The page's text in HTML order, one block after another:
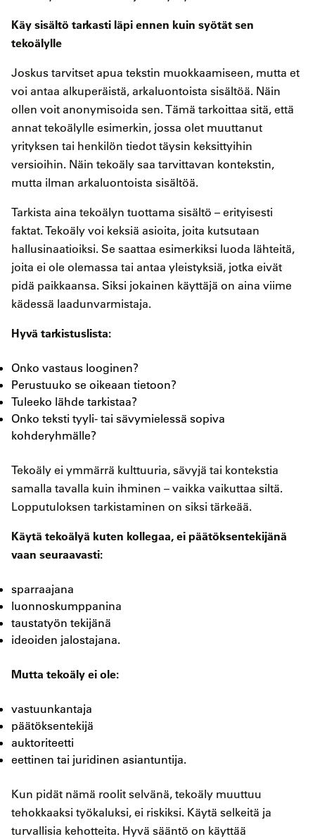
Käy sisältö tarkasti läpi ennen kuin syötät sen
tekoälylle
Joskus tarvitset apua tekstin muokkaamiseen, mutta et
voi antaa alkuperäistä, arkaluontoista sisältöä. Näin
ollen voit anonymisoida sen. Tämä tarkoittaa sitä, että
annat tekoälylle esimerkin, jossa olet muuttanut
yrityksen tai henkilön tiedot täysin keksittyihin
versioihin. Näin tekoäly saa tarvittavan kontekstin,
mutta ilman arkaluontoista sisältöä.
Tarkista aina tekoälyn tuottama sisältö – erityisesti
faktat. Tekoäly voi keksiä asioita, joita kutsutaan
hallusinaatioiksi. Se saattaa esimerkiksi luoda lähteitä,
joita ei ole olemassa tai antaa yleistyksiä, jotka eivät
pidä paikkaansa. Siksi jokainen käyttäjä on aina viime
kädessä laadunvarmistaja.
Hyvä tarkistuslista:
Onko vastaus looginen?
Perustuuko se oikeaan tietoon?
Tuleeko lähde tarkistaa?
Onko teksti tyyli- tai sävymielessä sopiva
kohderyhmälle?
Tekoäly ei ymmärrä kulttuuria, sävyjä tai kontekstia
samalla tavalla kuin ihminen – vaikka vaikuttaa siltä.
Lopputuloksen tarkistaminen on siksi tärkeää.
Käytä tekoälyä kuten kollegaa, ei päätöksentekijänä
vaan seuraavasti:
sparraajana
luonnoskumppanina
taustatyön tekijänä
ideoiden jalostajana.
Mutta tekoäly ei ole:
vastuunkantaja
päätöksentekijä
auktoriteetti
eettinen tai juridinen asiantuntija.
Kun pidät nämä roolit selvänä, tekoäly muuttuu
tehokkaaksi työkaluksi, ei riskiksi. Käytä selkeitä ja
turvallisia kehotteita. Hyvä sääntö on käyttää